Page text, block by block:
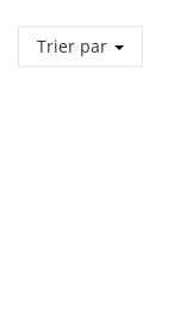
Trier par